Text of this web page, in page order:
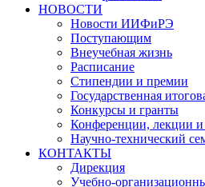
НОВОСТИ
Новости ИИФиРЭ
Поступающим
Внеучебная жизнь
Расписание
Стипендии и премии
Государственная
Конкурсы и гранты
Конференции, лекции
Научно-технический
КОНТАКТЫ
Дирекция
Учебно-